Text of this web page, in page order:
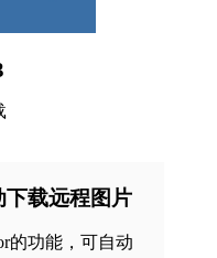
下载远程图片
的功能，可自动